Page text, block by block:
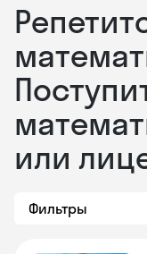
или
Фильтры
Skysmart Chat